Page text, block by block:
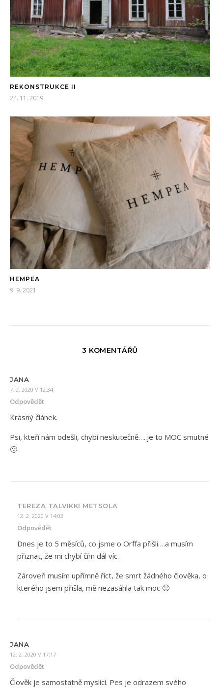
REKONSTRUKCE II
24. 11. 2019
HEMPEA
9. 9. 2021
3 KOMENTÁŘŮ
JANA
7. 2. 2020 V 12:34
Odpovědět
Krásný článek.
Psi, kteří nám odešli, chybí neskutečně…..je to MOC smutné
🙁
TEREZA TALVIKKI METSOLA
12. 2. 2020 V 14:02
Odpovědět
Dnes je to 5 měsíců, co jsme o Orffa přišli….a musím
přiznat, že mi chybí čím dál víc.
Zároveň musím upřímně říct, že smrt žádného člověka, o
kterého jsem přišla, mě nezasáhla tak moc 🙁
JANA
12. 2. 2020 V 17:17
Odpovědět
Člověk je samostatně myslící. Pes je odrazem svého